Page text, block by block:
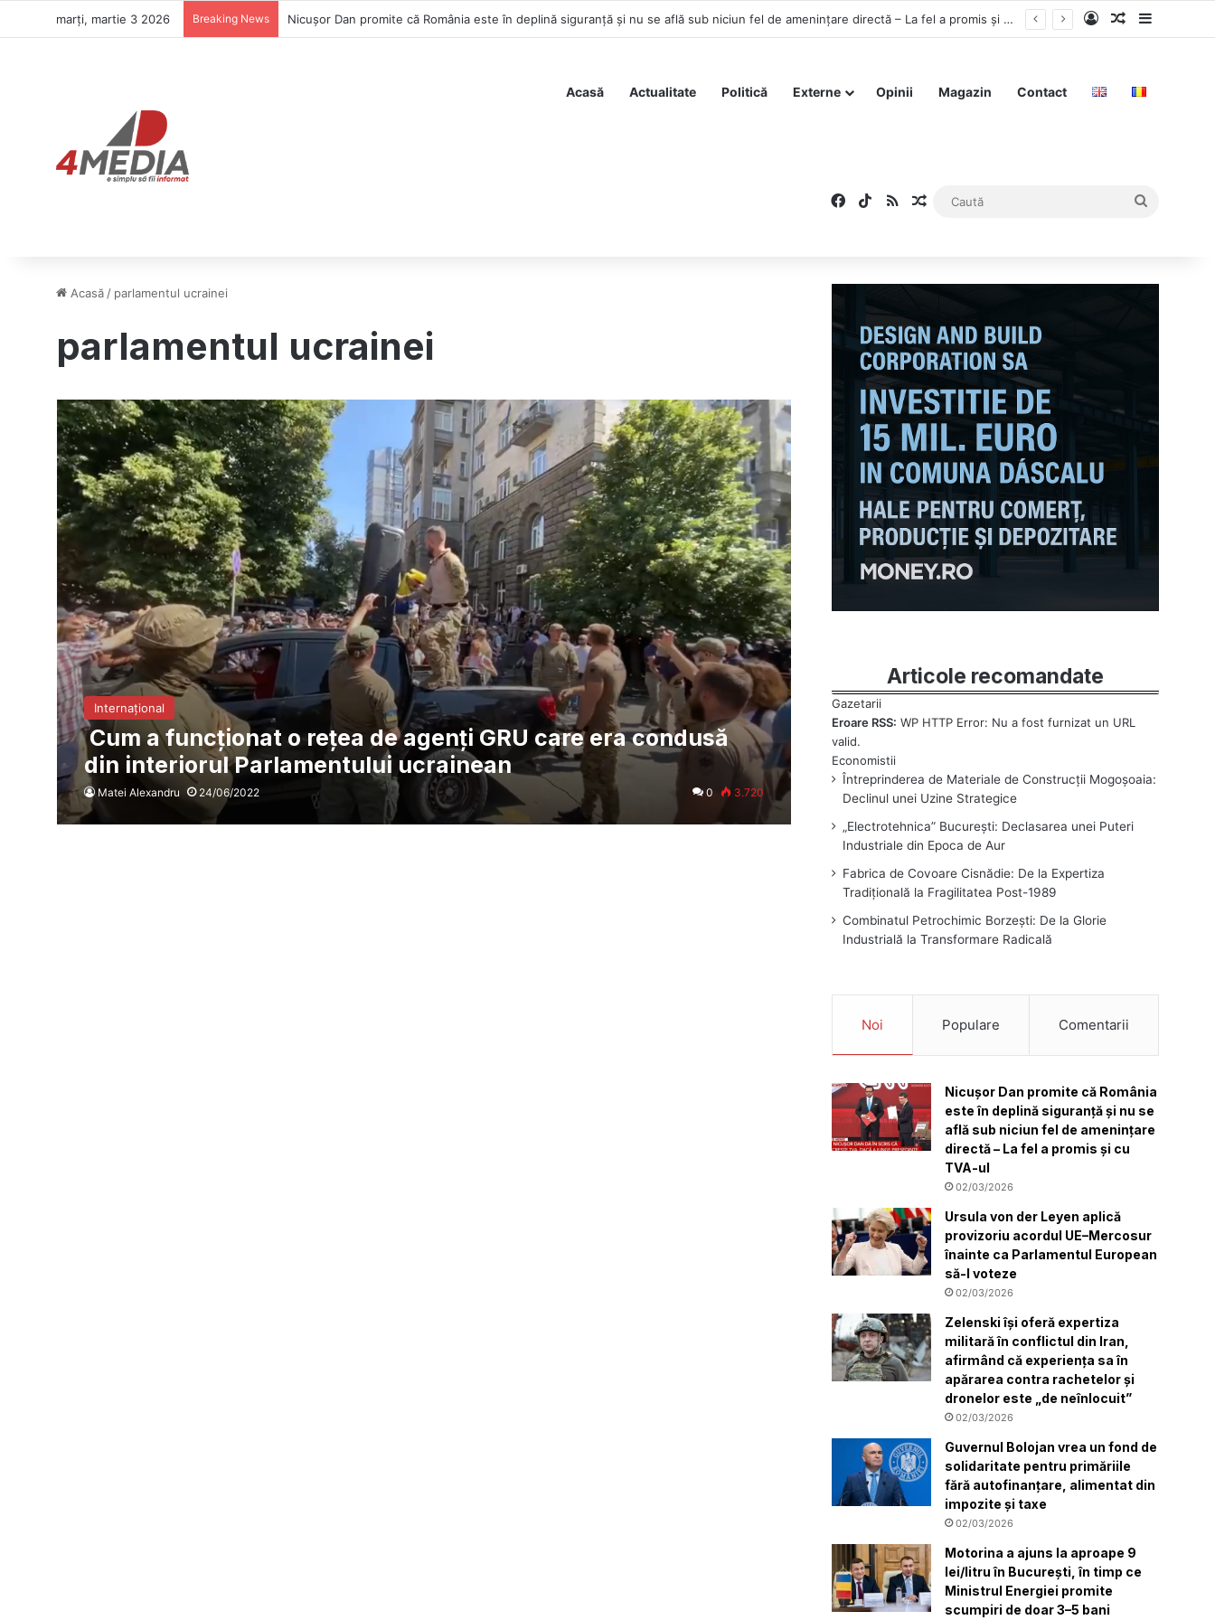
marți, martie 3 2026 Breaking News Nicușor Dan promite că România este în deplină siguranță și nu se află sub niciun fel de amenințare directă – La fel a promis și cu TVA-ul Log InArticolSidebar
Acasă Actualitate Politică Externe Opinii Magazin Contact
Facebook
TikTok
RSSArticol aleatoriu
Acasă / parlamentul ucrainei
parlamentul ucrainei
Internațional
Cum a funcționat o rețea de agenți GRU care era condusă
din interiorul Parlamentului ucrainean
Matei Alexandru 24/06/2022 0 3.720
Articole recomandate
Eroare RSS: WP HTTP Error: Nu a fost furnizat un URL
valid.
Întreprinderea de Materiale de Construcții Mogoșoaia:
Declinul unei Uzine Strategice
„Electrotehnica” București: Declasarea unei Puteri
Industriale din Epoca de Aur
Fabrica de Covoare Cisnădie: De la Expertiza
Tradițională la Fragilitatea Post-1989
Combinatul Petrochimic Borzești: De la Glorie
Industrială la Transformare Radicală
Noi Populare Comentarii
Nicușor Dan promite că România
este în deplină siguranță și nu se
află sub niciun fel de amenințare
directă – La fel a promis și cu
TVA-ul
02/03/2026
Ursula von der Leyen aplică
provizoriu acordul UE–Mercosur
înainte ca Parlamentul European
să-l voteze
02/03/2026
Zelenski își oferă expertiza
militară în conflictul din Iran,
afirmând că experiența sa în
apărarea contra rachetelor și
dronelor este „de neînlocuit”
02/03/2026
Guvernul Bolojan vrea un fond de
solidaritate pentru primăriile
fără autofinanțare, alimentat din
impozite și taxe
02/03/2026
Motorina a ajuns la aproape 9
lei/litru în București, în timp ce
Ministrul Energiei promite
scumpiri de doar 3–5 bani